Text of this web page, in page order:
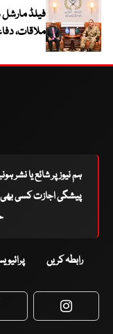
فیلڈ مارشل
ملاقات،
ہم نیوز پر شائع یا نشر
پیشگی اجازت کسی بھی
رابطہ کریں